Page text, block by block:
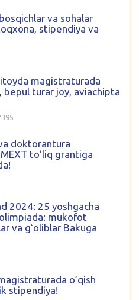
va sohalar
stipendiya va
magistraturada
bepul turar joy, aviachipta
doktorantura
toʻliq grantiga
2024: 25 yoshgacha
mukofot
va gʻoliblar Bakuga
o’qish
stipendiya!